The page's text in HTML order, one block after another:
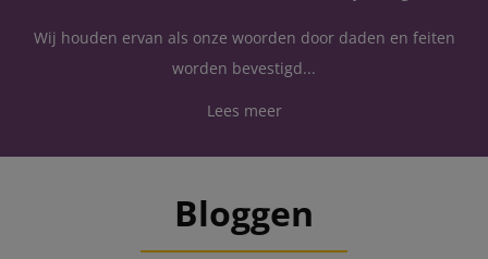
Wij houden ervan als onze woorden door daden en feiten
worden bevestigd...
Lees meer
Bloggen